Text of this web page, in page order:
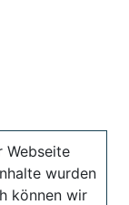
Webseite
wurden
können wir